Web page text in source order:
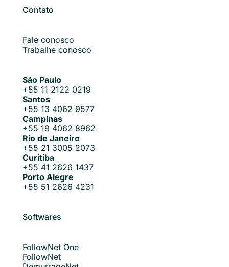
Contato
Fale conosco
Trabalhe conosco
São Paulo
+55 11 2122 0219
Santos
+55 13 4062 9577
Campinas
+55 19 4062 8962
Rio de Janeiro
+55 21 3005 2073
Curitiba
+55 41 2626 1437
Porto Alegre
+55 51 2626 4231
Softwares
FollowNet One
FollowNet